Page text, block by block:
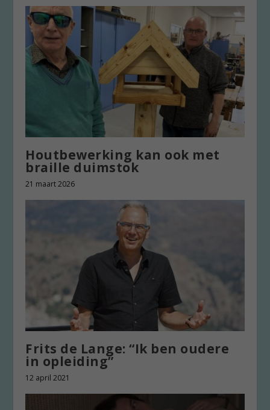
Houtbewerking kan ook met
braille duimstok
21 maart 2026
Frits de Lange: “Ik ben oudere
in opleiding”
12 april 2021